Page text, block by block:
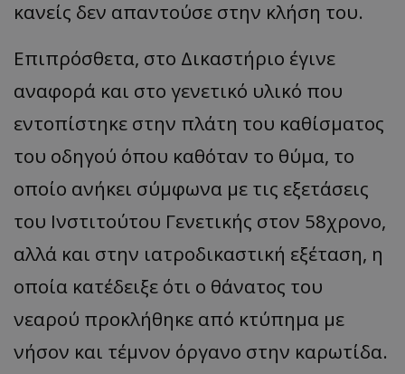
κανείς δεν απαντούσε στην κλήση του.
Επιπρόσθετα, στο Δικαστήριο έγινε
αναφορά και στο γενετικό υλικό που
εντοπίστηκε στην πλάτη του καθίσματος
του οδηγού όπου καθόταν το θύμα, το
οποίο ανήκει σύμφωνα με τις εξετάσεις
του Ινστιτούτου Γενετικής στον 58χρονο,
αλλά και στην ιατροδικαστική εξέταση, η
οποία κατέδειξε ότι ο θάνατος του
νεαρού προκλήθηκε από κτύπημα με
νήσον και τέμνον όργανο στην καρωτίδα.